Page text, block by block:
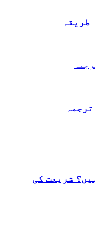
طریقہ
شریعت کی